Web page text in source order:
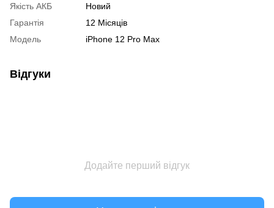
Якість АКБ
Новий
Гарантія
12 Місяців
Модель
iPhone 12 Pro Max
Відгуки
Додайте перший відгук